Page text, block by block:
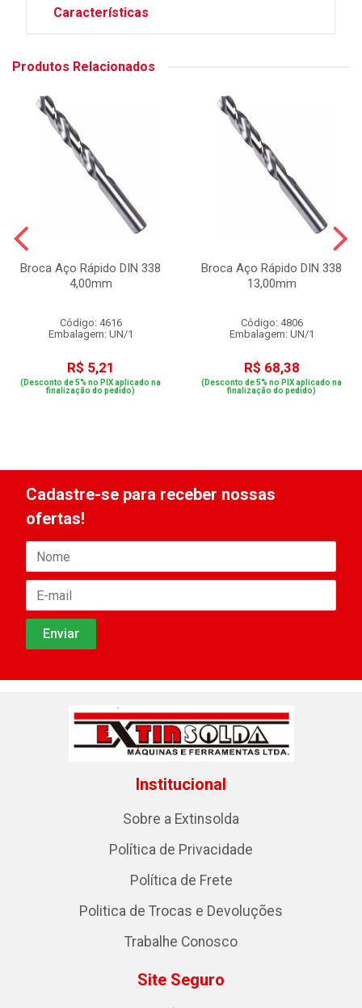
Características
Produtos Relacionados
Broca Aço Rápido DIN 338
4,00mm
Código: 4616
Embalagem: UN/1
R$ 5,21
(Desconto de 5% no PIX aplicado na
finalização do pedido)
Broca Aço Rápido DIN 338
13,00mm
Código: 4806
Embalagem: UN/1
R$ 68,38
(Desconto de 5% no PIX aplicado na
finalização do pedido)
Cadastre-se para receber nossas
ofertas!
Institucional
Sobre a Extinsolda
Política de Privacidade
Política de Frete
Politica de Trocas e Devoluções
Trabalhe Conosco
Site Seguro